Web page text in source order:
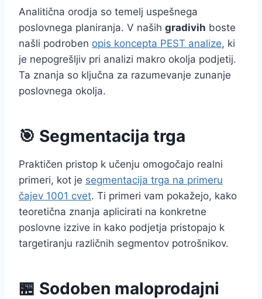
Analitična orodja so temelj uspešnega
poslovnega planiranja. V naših gradivih boste
našli podroben opis koncepta PEST analize, ki
je nepogrešljiv pri analizi makro okolja podjetij.
Ta znanja so ključna za razumevanje zunanje
poslovnega okolja.
🎯 Segmentacija trga
Praktičen pristop k učenju omogočajo realni
primeri, kot je segmentacija trga na primeru
čajev 1001 cvet. Ti primeri vam pokažejo, kako
teoretična znanja aplicirati na konkretne
poslovne izzive in kako podjetja pristopajo k
targetiranju različnih segmentov potrošnikov.
🏪 Sodoben maloprodajni